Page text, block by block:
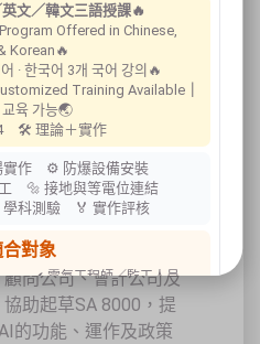
的附屬組織 SAI-
International 所倡
是位美國紐約的一個
成立於1969年；其
分析商業組織機構在
現。
，並召集了一群專
Advisory Board ) ，
商、製造商、承包
問公司、會計公司及
助起草SA 8000，提
的功能、運作及政策
文／韓文三語授課🔥
Offered in Chinese,
Korean🔥
· 한국어 3개 국어 강의🔥
Training Available
교육 가능🌏
🛠 理論＋實作
實作 ⚙ 防爆設備安裝
🔩 接地與等電位連結
科測驗 🏅 實作評核
對象
✔ 電氣工程師／監工人員
✔ 工程承攬商